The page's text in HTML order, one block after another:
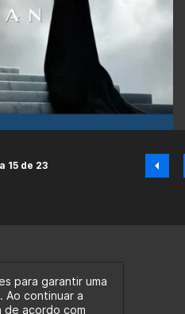
15 de 23
para garantir uma
Ao continuar a
de acordo com